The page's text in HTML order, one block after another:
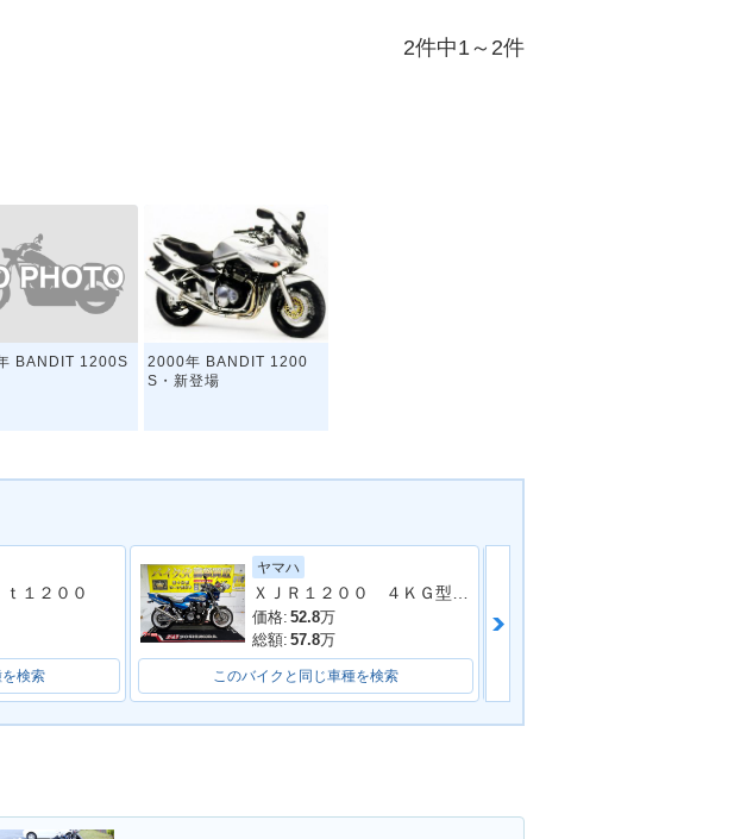
2件中1～2件
BANDIT 1200S
2000年 BANDIT 1200
S・新登場
ｔ１２００
検索
ヤマハ
価格: 52.8万
総額: 57.8万
このバイクと同じ車種を検索